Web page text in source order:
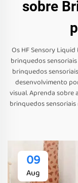
sobre
Os HF Sensory
brinquedos
brinquedos
desenvolvimento
visual. Aprenda sobre
brinquedos
09
Aug